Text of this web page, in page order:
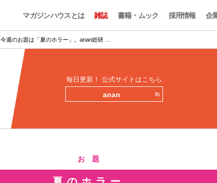
マガジンハウスとは 雑誌 書籍・ムック 採用情報 企
今週のお題は「夏のホラー」。anan総研 …
毎日更新！ 公式サイトはこちら
anan
お 題